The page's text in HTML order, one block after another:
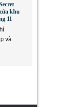
khu
11
và